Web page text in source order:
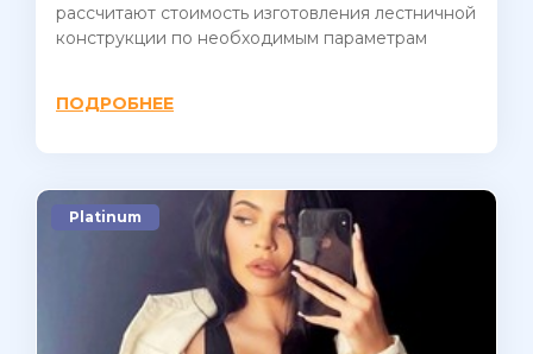
рассчитают стоимость изготовления лестничной
конструкции по необходимым параметрам
ПОДРОБНЕЕ
Platinum